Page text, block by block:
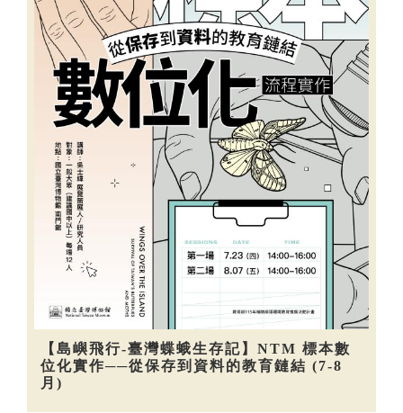
【島嶼飛行-臺灣蝶蛾生存記】NTM 標本數
位化實作──從保存到資料的教育鏈結 (7-8
月)